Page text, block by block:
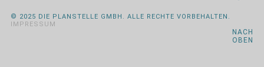
© 2025 DIE PLANSTELLE GMBH. ALLE RECHTE VORBEHALTEN.
IMPRESSUM
NACH
OBEN